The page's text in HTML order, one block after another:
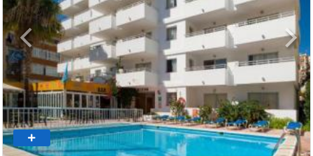
Previous Next